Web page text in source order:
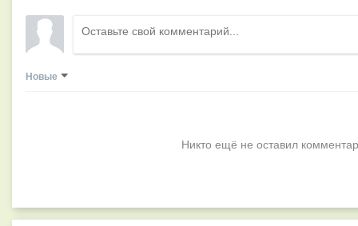
Новые
Никто ещё не оставил